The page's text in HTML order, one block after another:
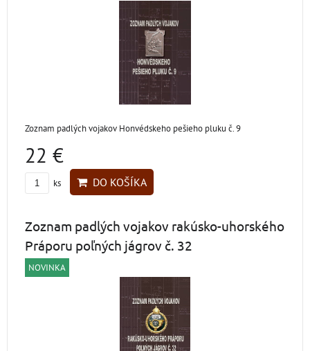
Zoznam padlých vojakov Honvédskeho pešieho pluku č. 9
22 €
ks DO KOŠÍKA
Zoznam padlých vojakov rakúsko-uhorského
Práporu poľných jágrov č. 32
NOVINKA